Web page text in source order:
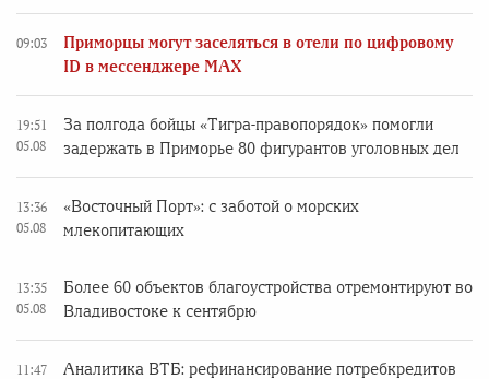
09:03
Приморцы могут заселяться в отели по цифровому
ID в мессенджере MAX
19:51
05.08
За полгода бойцы «Тигра-правопорядок» помогли
задержать в Приморье 80 фигурантов уголовных дел
13:36
05.08
«Восточный Порт»: с заботой о морских
млекопитающих
13:35
05.08
Более 60 объектов благоустройства отремонтируют во
Владивостоке к сентябрю
11:47
Аналитика ВТБ: рефинансирование потребкредитов